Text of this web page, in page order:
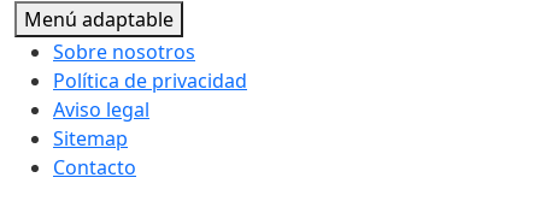
Menú adaptable
Sobre nosotros
Política de privacidad
Aviso legal
Sitemap
Contacto